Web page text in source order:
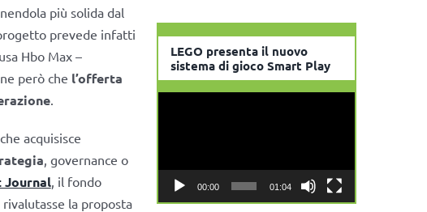
più solida dal
prevede infatti
Hbo Max –
però che l’offerta
.
acquisisce
, governance o
Journal , il fondo
la proposta
LEGO presenta il nuovo
sistema di gioco Smart Play
00:00 01:04